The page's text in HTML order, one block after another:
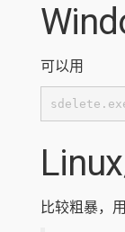
可以用
比较粗暴，